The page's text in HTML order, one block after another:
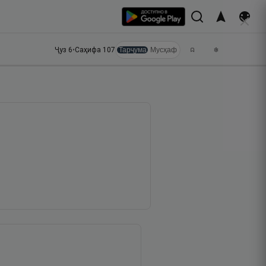
Ҷуз 6•Саҳифа 107 Тарҷума Мусҳаф